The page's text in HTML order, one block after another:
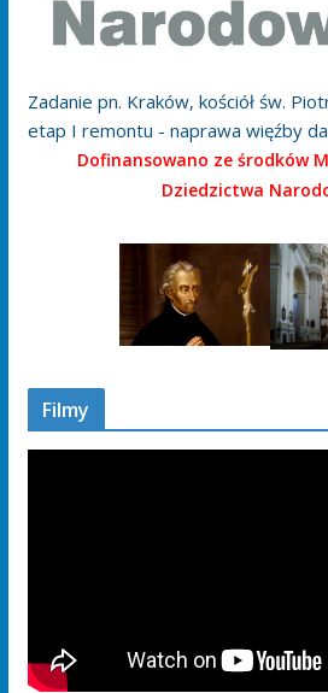
Zadanie pn. Kraków, kościół św.
etap I remontu - naprawa więźby
Dofinansowano ze środków
Dziedzictwa
Filmy